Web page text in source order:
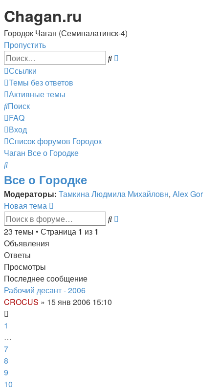
Chagan.ru
Городок Чаган (Семипалатинск-4)
Пропустить
Поиск
Ссылки
Темы без ответов
Активные темы
Поиск
FAQ
Вход
Список форумов Городок
Чаган Все о Городке
Поиск
Все о Городке
Модераторы: Тамкина Людмила Михайловн, Alex Gor
Новая тема
Поиск
23 темы • Страница 1 из 1
Объявления
Ответы
Просмотры
Последнее сообщение
Рабочий десант - 2006
CROCUS » 15 янв 2006 15:10
1
…
7
8
9
10